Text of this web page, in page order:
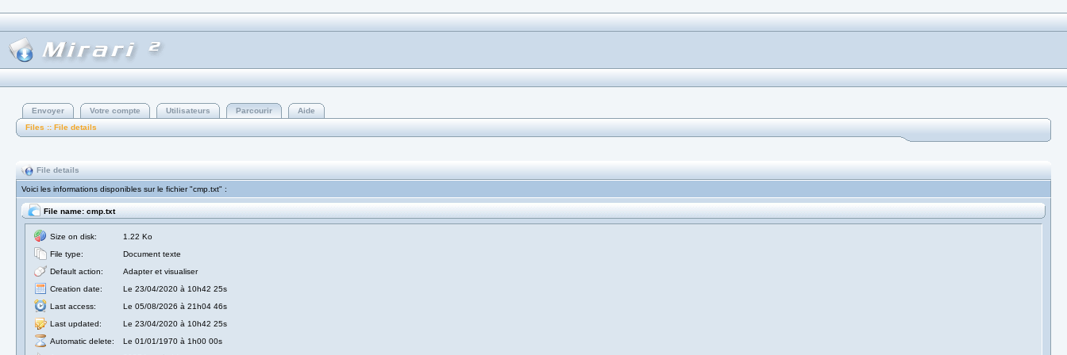
Envoyer Votre compte Utilisateurs Parcourir
Aide
Files :: File details
File details
Voici les informations disponibles sur le fichier "cmp.txt" :
File name: cmp.txt
Size on disk:
1.22 Ko
File type:
Document texte
Default action:
Adapter et visualiser
Creation date:
Le 23/04/2020 à 10h42 25s
Last access:
Le 05/08/2026 à 21h04 46s
Last updated:
Le 23/04/2020 à 10h42 25s
Automatic delete:
Le 01/01/1970 à 1h00 00s